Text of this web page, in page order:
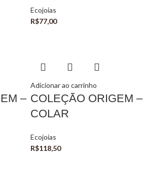
Ecojoias
R$77,00
–
Adicionar ao carrinho
COLEÇÃO ORIGEM –
COLAR
Ecojoias
R$118,50